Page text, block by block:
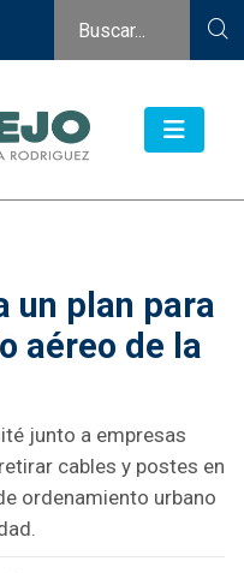
un plan para
aéreo de la
junto a empresas
cables y postes en
ordenamiento urbano